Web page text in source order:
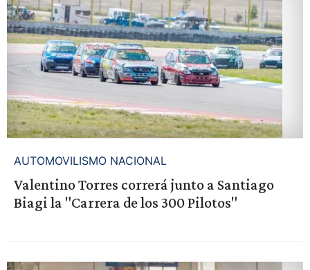
AUTOMOVILISMO NACIONAL
Valentino Torres correrá junto a Santiago
Biagi la "Carrera de los 300 Pilotos"